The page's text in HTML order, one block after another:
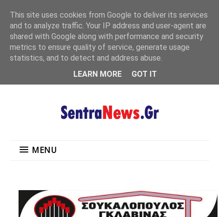
MENU
MENU
This site uses cookies from Google to deliver its services
and to analyze traffic. Your IP address and user-agent are
shared with Google along with performance and security
metrics to ensure quality of service, generate usage
statistics, and to detect and address abuse.
LEARN MORE
GOT IT